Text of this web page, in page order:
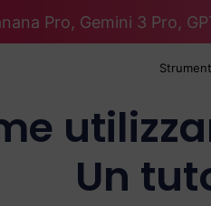
Pro, Gemini 3 Pro,
Un